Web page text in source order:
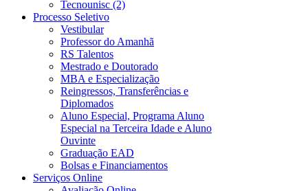
Tecnounisc (2)
Processo Seletivo
Vestibular
Professor do Amanhã
RS Talentos
Mestrado e Doutorado
MBA e Especialização
Reingressos, Transferências e
Diplomados
Aluno Especial, Programa Aluno
Especial na Terceira Idade e Aluno
Ouvinte
Graduação EAD
Bolsas e Financiamentos
Serviços Online